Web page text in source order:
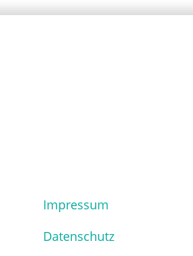
Impressum
Datenschutz